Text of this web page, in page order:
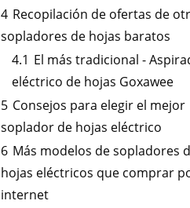
4 Recopilación de ofertas de
sopladores de hojas baratos
4.1 El más tradicional -
eléctrico de hojas Goxawee
5 Consejos para elegir el mejor
soplador de hojas eléctrico
6 Más modelos de sopladores
hojas eléctricos que comprar
internet